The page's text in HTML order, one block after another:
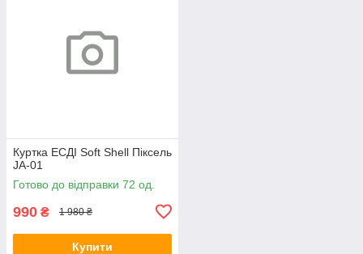
Куртка ЕСДІ Soft Shell Піксель
JA-01
Готово до відправки 72 од.
990 ₴ 1 980 ₴
Купити